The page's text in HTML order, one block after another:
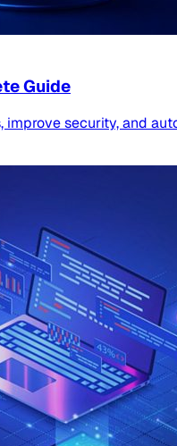
Guide
security, and